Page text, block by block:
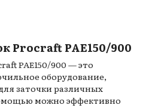
Procraft PAE150/900
PAE150/900 — это
оборудование,
заточки различных
можно эффективно